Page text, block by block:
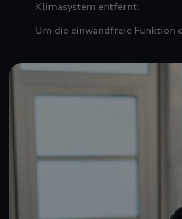
Klimasystem entfernt.
Um die einwandfreie Funktion